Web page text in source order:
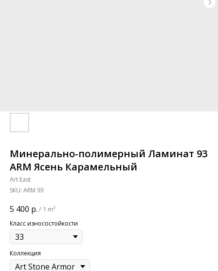
Минерально-полимерный Ламинат 93
ARM Ясень Карамельный
Art East
SKU: ARM 93
5 400 р. / 1 m²
Класс износостойкости
Коллекция